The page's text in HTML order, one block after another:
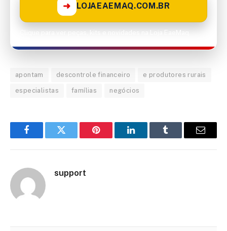
➜ LOJAEAEMAQ.COM.BR
apontam descontrole financeiro e produtores rurais
especialistas famílias negócios
FacebookTwitter Pinterest LinkedInTumblr Email
support